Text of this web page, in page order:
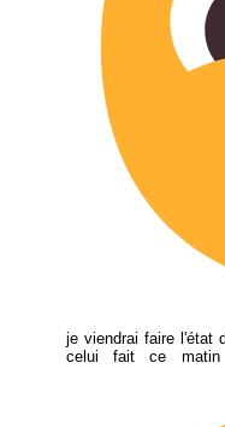
je viendrai faire l'état
celui fait ce